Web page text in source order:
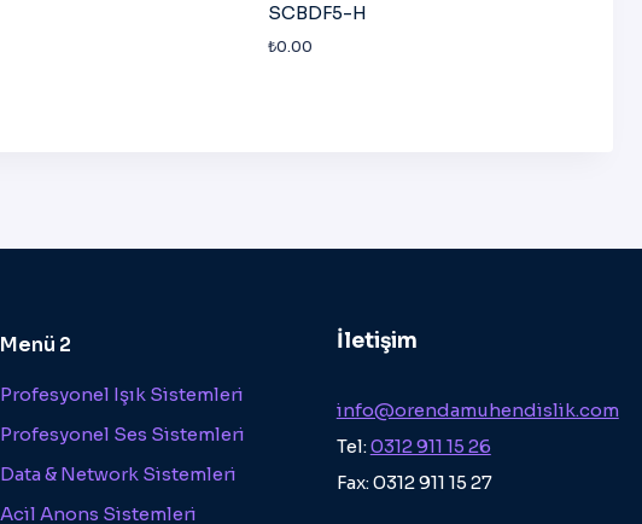
SCBDF5-H
₺0.00
Menü 2
Profesyonel Işık Sistemleri
Profesyonel Ses Sistemleri
Data & Network Sistemleri
Acil Anons Sistemleri
İletişim
info@orendamuhendislik.com
Tel:0312 911 15 26
Fax: 0312 911 15 27